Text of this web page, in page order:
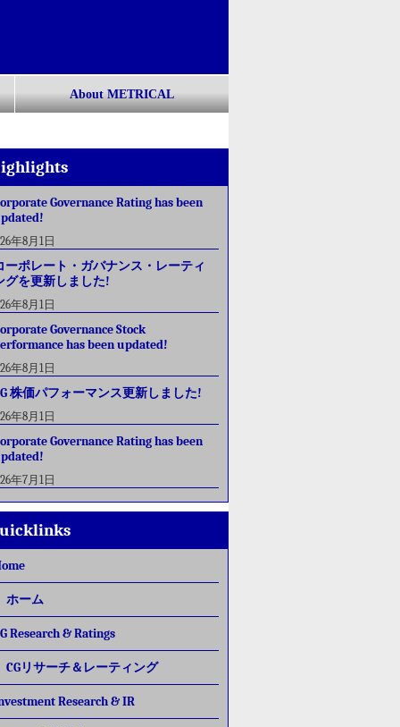
About METRICAL
Governance Rating has been
年8月1日
ーポレート・ガバナンス・レーティ
グを更新しました!
年8月1日
Governance Stock
has been updated!
年8月1日
株価パフォーマンス更新しました!
年8月1日
Governance Rating has been
年7月1日
ホーム
Research & Ratings
CGリサーチ＆レーティング
Research & IR